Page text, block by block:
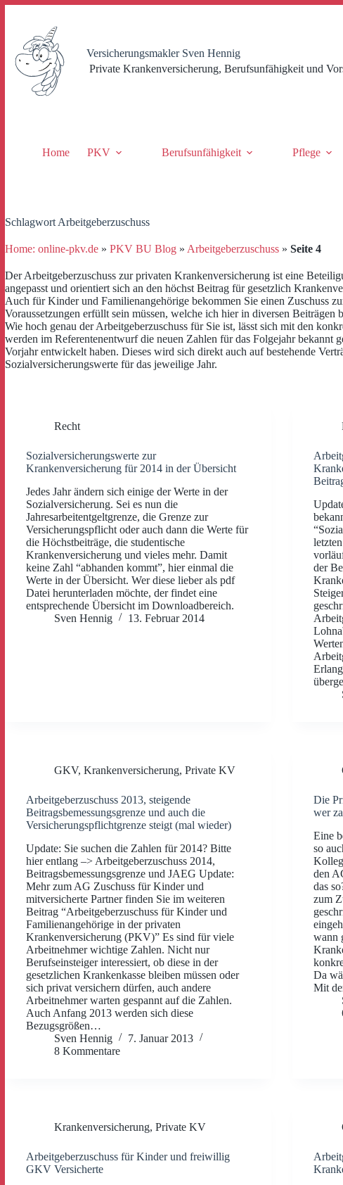
springen
Versicherungsmakler Sven Hennig
Private Krankenversicherung, Berufsunfähigkeit und
Home PKV Berufsunfähigkeit Pflege
Schlagwort Arbeitgeberzuschuss
Home: online-pkv.de » PKV BU Blog » Arbeitgeberzuschuss » Seite 4
Der Arbeitgeberzuschuss zur privaten Krankenversicherung ist eine
angepasst und orientiert sich an den höchst Beitrag für gesetzlich
Auch für Kinder und Familienangehörige bekommen Sie einen Zuschuss
Voraussetzungen erfüllt sein müssen, welche ich hier in diversen Beiträgen
Wie hoch genau der Arbeitgeberzuschuss für Sie ist, lässt sich mit den
werden im Referentenentwurf die neuen Zahlen für das Folgejahr bekannt
Vorjahr entwickelt haben. Dieses wird sich direkt auch auf bestehende
Sozialversicherungswerte für das jeweilige Jahr.
Recht
Sozialversicherungswerte zur
Krankenversicherung für 2014 in der Übersicht
Jedes Jahr ändern sich einige der Werte in der
Sozialversicherung. Sei es nun die
Jahresarbeitentgeltgrenze, die Grenze zur
Versicherungspflicht oder auch dann die Werte für
die Höchstbeiträge, die studentische
Krankenversicherung und vieles mehr. Damit
keine Zahl “abhanden kommt”, hier einmal die
Werte in der Übersicht. Wer diese lieber als pdf
Datei herunterladen möchte, der findet eine
entsprechende Übersicht im Downloadbereich.
Sven Hennig
13. Februar 2014
der
GKV, Krankenversicherung, Private KV
Arbeitgeberzuschuss 2013, steigende
Beitragsbemessungsgrenze und auch die
Versicherungspflichtgrenze steigt (mal wieder)
Update: Sie suchen die Zahlen für 2014? Bitte
hier entlang –> Arbeitgeberzuschuss 2014,
Beitragsbemessungsgrenze und JAEG Update:
Mehr zum AG Zuschuss für Kinder und
mitversicherte Partner finden Sie im weiteren
Beitrag “Arbeitgeberzuschuss für Kinder und
Familienangehörige in der privaten
Krankenversicherung (PKV)” Es sind für viele
Arbeitnehmer wichtige Zahlen. Nicht nur
Berufseinsteiger interessiert, ob diese in der
gesetzlichen Krankenkasse bleiben müssen oder
sich privat versichern dürfen, auch andere
Arbeitnehmer warten gespannt auf die Zahlen.
Auch Anfang 2013 werden sich diese
Bezugsgrößen…
Sven Hennig
7. Januar 2013
8 Kommentare
Die
wer
Eine
so
den
das
zum
wann
Da
Mit
Krankenversicherung, Private KV
Arbeitgeberzuschuss für Kinder und freiwillig
GKV Versicherte